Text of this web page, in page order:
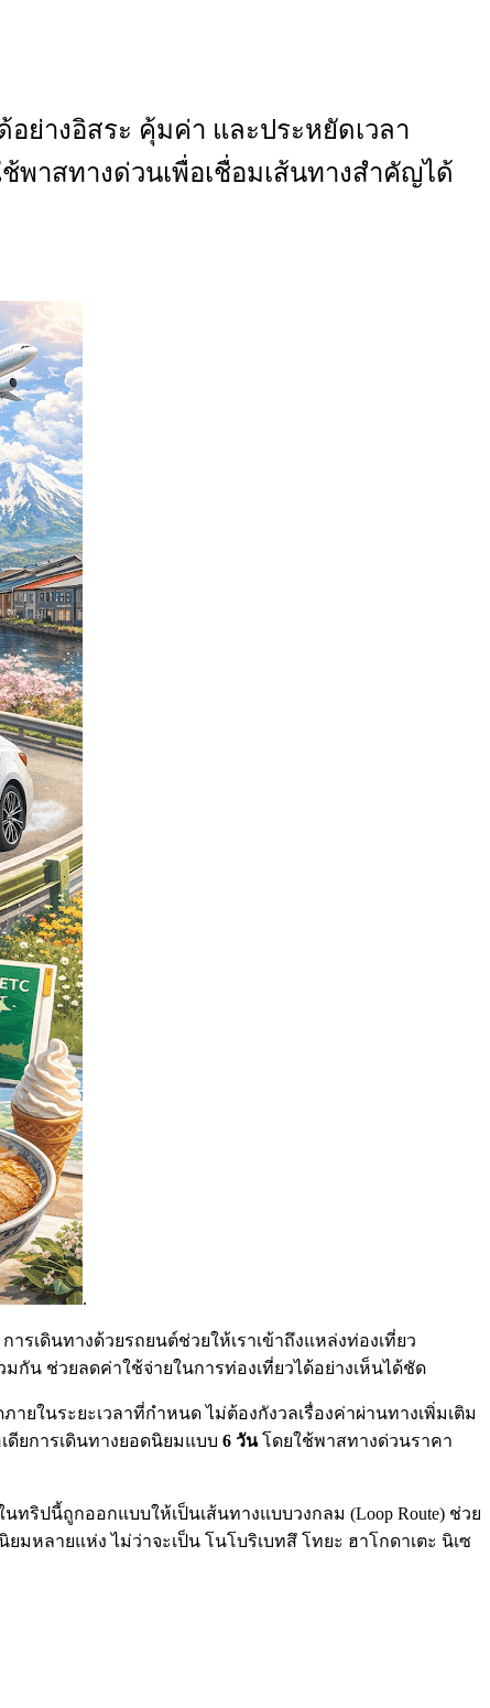
างอิสระ คุ้มค่า และประหยัดเวลา
พาสทางด่วนเพื่อเชื่อมเส้นทางสำคัญได้
.
รเดินทางด้วยรถยนต์ช่วยให้เราเข้าถึงแหล่งท่องเที่ยว
กัน ช่วยลดค่าใช้จ่ายในการท่องเที่ยวได้อย่างเห็นได้ชัด
ยในระยะเวลาที่กำหนด ไม่ต้องกังวลเรื่องค่าผ่านทางเพิ่มเติม
ยการเดินทางยอดนิยมแบบ 6 วันโดยใช้พาสทางด่วนราคา
ริปนี้ถูกออกแบบให้เป็นเส้นทางแบบวงกลม (Loop Route) ช่วย
หลายแห่ง ไม่ว่าจะเป็น โนโบริเบทสึ โทยะ ฮาโกดาเตะ นิเซ